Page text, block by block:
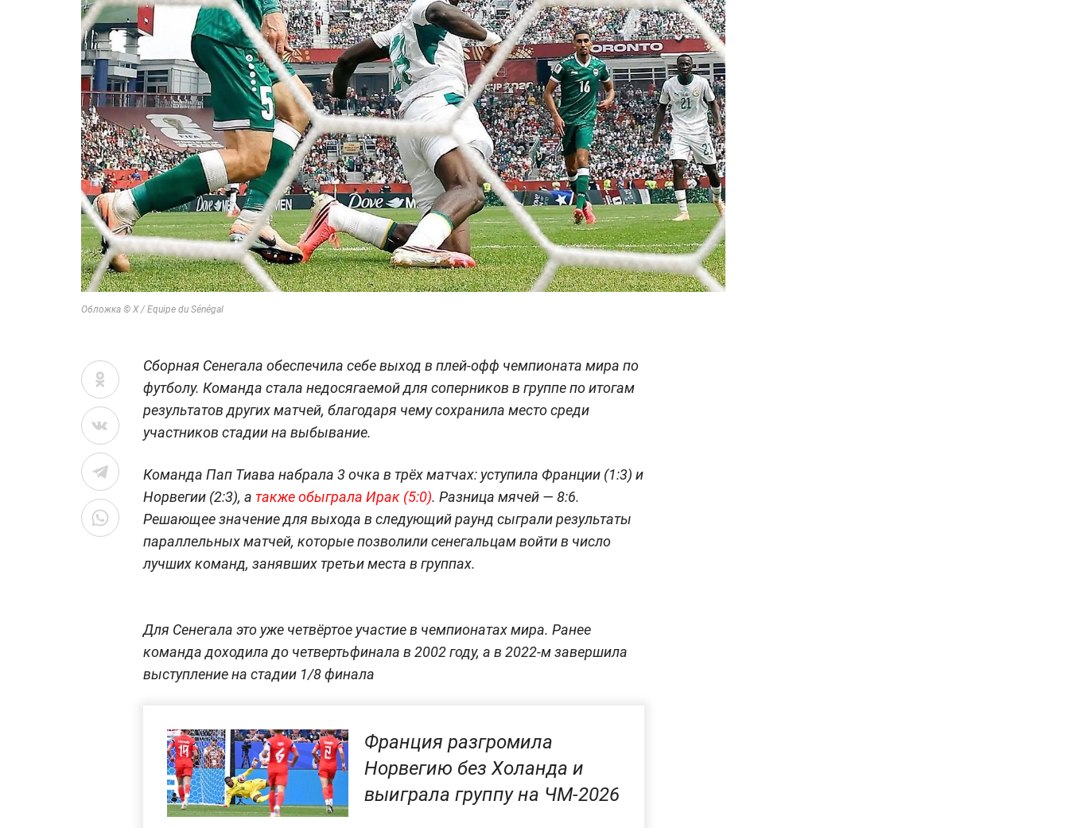
Обложка © X / Equipe du Sénégal
Сборная Сенегала обеспечила себе выход в плей-офф чемпионата мира по
футболу. Команда стала недосягаемой для соперников в группе по итогам
результатов других матчей, благодаря чему сохранила место среди
участников стадии на выбывание.
Команда Пап Тиава набрала 3 очка в трёх матчах: уступила Франции (1:3) и
Норвегии (2:3), а также обыграла Ирак (5:0). Разница мячей — 8:6.
Решающее значение для выхода в следующий раунд сыграли результаты
параллельных матчей, которые позволили сенегальцам войти в число
лучших команд, занявших третьи места в группах.
Для Сенегала это уже четвёртое участие в чемпионатах мира. Ранее
команда доходила до четвертьфинала в 2002 году, а в 2022-м завершила
выступление на стадии 1/8 финала
Франция разгромила
Норвегию без Холанда и
выиграла группу на ЧМ-2026